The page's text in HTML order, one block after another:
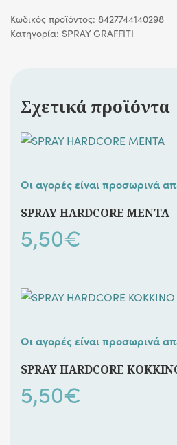
Κωδικός προϊόντος: 8427744140298
Κατηγορία: SPRAY GRAFFITI
Σχετικά προϊόντα
Οι αγορές είναι προσωρινά
SPRAY HARDCORE ΜΕΝΤΑ
5,50€
Οι αγορές είναι προσωρινά
SPRAY HARDCORE
5,50€